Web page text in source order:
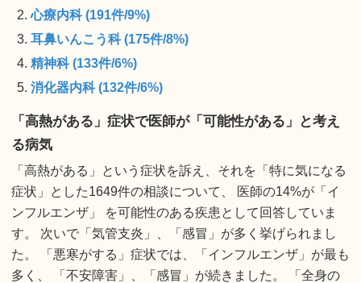
心療内科 (191件/9%)
耳鼻いんこう科 (175件/8%)
精神科 (133件/6%)
消化器内科 (132件/6%)
「高熱がある」症状で医師が「可能性がある」と考え
る病気
「高熱がある」という症状を訴え、それを「特に気になる
症状」とした1649件の相談について、 医師の14%が「イ
ンフルエンザ」 を可能性のある疾患として回答していま
す。 次いで「気管支炎」、「感冒」が多く挙げられまし
た。 「悪寒がする」症状では、「インフルエンザ」が最も
多く、 「不安障害」、「感冒」が続きました。 「全身の